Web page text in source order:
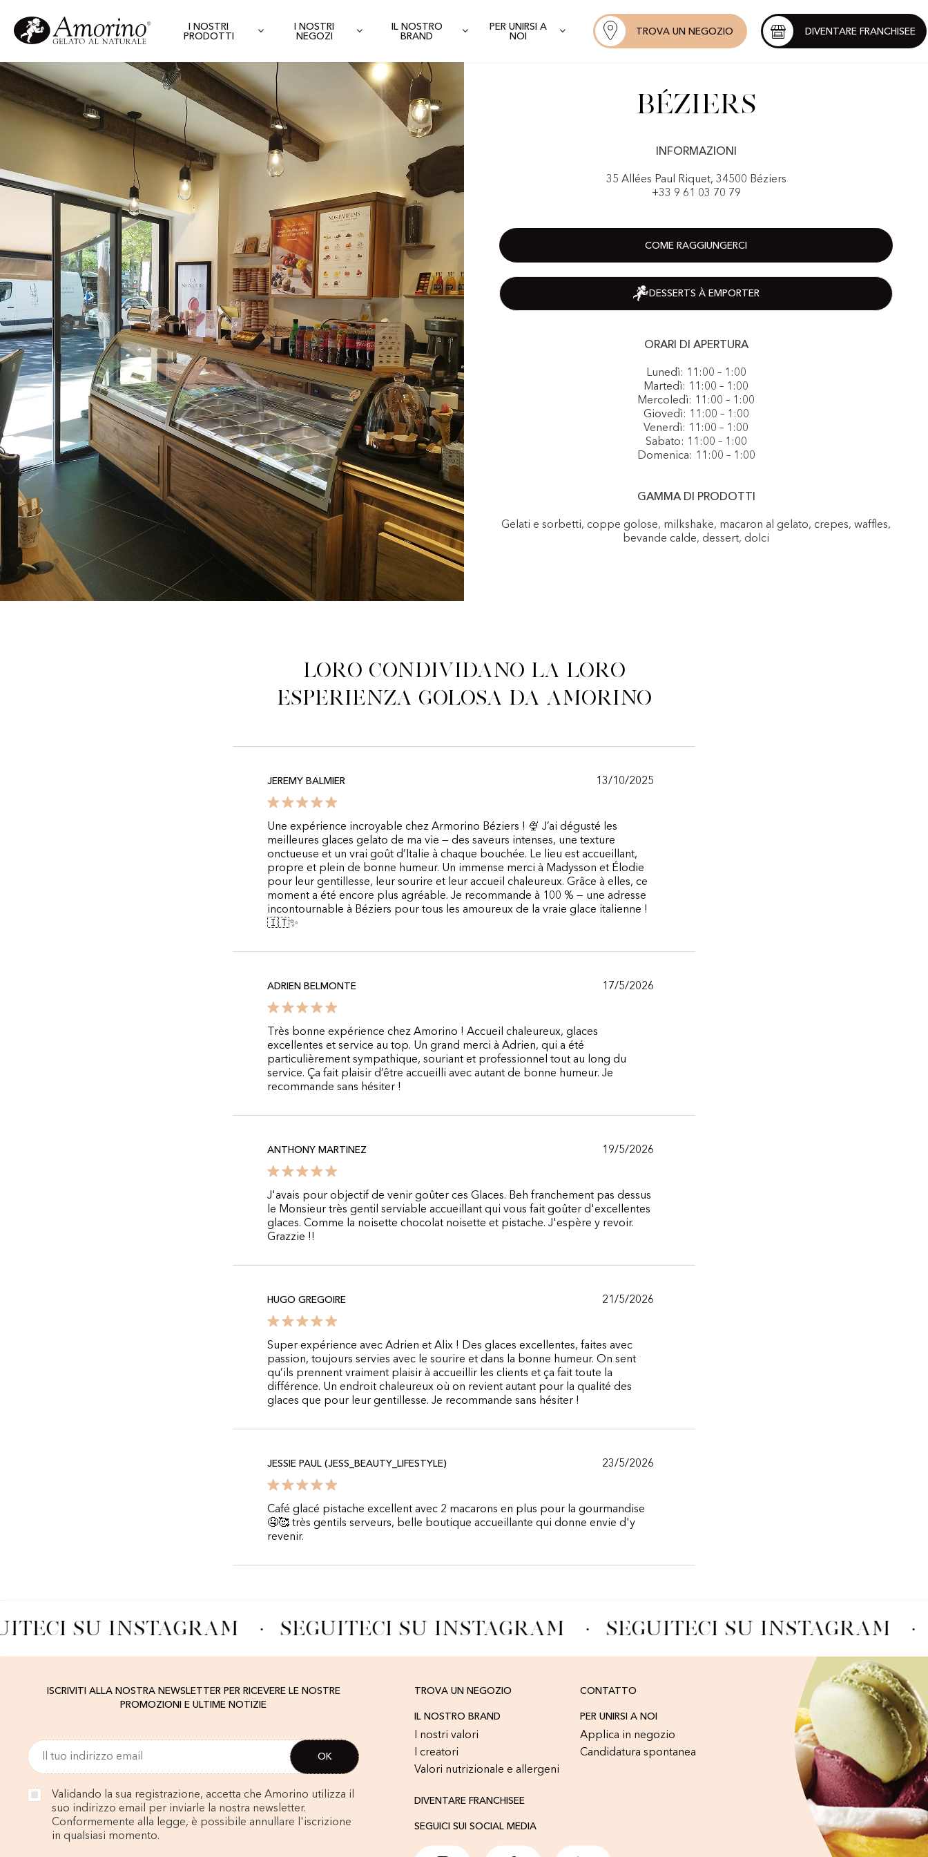
I NOSTRI
PRODOTTI
I NOSTRI
NEGOZI
IL NOSTRO
BRAND
PER UNIRSI A
NOI
TROVA UN NEGOZIO DIVENTARE FRANCHISEE
Béziers
INFORMAZIONI
35 Allées Paul Riquet, 34500 Béziers
+33 9 61 03 70 79
COME RAGGIUNGERCI
DESSERTS À EMPORTER
ORARI DI APERTURA
Lunedì: 11:00 – 1:00
Martedì: 11:00 – 1:00
Mercoledì: 11:00 – 1:00
Giovedì: 11:00 – 1:00
Venerdì: 11:00 – 1:00
Sabato: 11:00 – 1:00
Domenica: 11:00 – 1:00
GAMMA DI PRODOTTI
Gelati e sorbetti, coppe golose, milkshake, macaron al gelato, crepes, waffles,
bevande calde, dessert, dolci
Loro condividano la loro
esperienza golosa da Amorino
JEREMY BALMIER 13/10/2025
Une expérience incroyable chez Armorino Béziers ! 🍨 J’ai dégusté les
meilleures glaces gelato de ma vie — des saveurs intenses, une texture
onctueuse et un vrai goût d’Italie à chaque bouchée. Le lieu est accueillant,
propre et plein de bonne humeur. Un immense merci à Madysson et Élodie
pour leur gentillesse, leur sourire et leur accueil chaleureux. Grâce à elles, ce
moment a été encore plus agréable. Je recommande à 100 % — une adresse
incontournable à Béziers pour tous les amoureux de la vraie glace italienne !
🇮🇹✨
ADRIEN BELMONTE 17/5/2026
Très bonne expérience chez Amorino ! Accueil chaleureux, glaces
excellentes et service au top. Un grand merci à Adrien, qui a été
particulièrement sympathique, souriant et professionnel tout au long du
service. Ça fait plaisir d’être accueilli avec autant de bonne humeur. Je
recommande sans hésiter !
ANTHONY MARTINEZ 19/5/2026
J'avais pour objectif de venir goûter ces Glaces. Beh franchement pas dessus
le Monsieur très gentil serviable accueillant qui vous fait goûter d'excellentes
glaces. Comme la noisette chocolat noisette et pistache. J'espère y revoir.
Grazzie !!
HUGO GREGOIRE 21/5/2026
Super expérience avec Adrien et Alix ! Des glaces excellentes, faites avec
passion, toujours servies avec le sourire et dans la bonne humeur. On sent
qu’ils prennent vraiment plaisir à accueillir les clients et ça fait toute la
différence. Un endroit chaleureux où on revient autant pour la qualité des
glaces que pour leur gentillesse. Je recommande sans hésiter !
JESSIE PAUL (JESS_BEAUTY_LIFESTYLE) 23/5/2026
Café glacé pistache excellent avec 2 macarons en plus pour la gourmandise
🤤🥰 très gentils serveurs, belle boutique accueillante qui donne envie d'y
revenir.
SU INSTAGRAM SEGUITECI SU INSTAGRAM SEGUITECI SU INSTAGRAM
ISCRIVITI ALLA NOSTRA NEWSLETTER PER RICEVERE LE NOSTRE
PROMOZIONI E ULTIME NOTIZIE
Validando la sua registrazione, accetta che Amorino utilizza il
suo indirizzo email per inviarle la nostra newsletter.
Conformemente alla legge, è possibile annullare l'iscrizione
in qualsiasi momento.
TROVA UN NEGOZIO CONTATTO
IL NOSTRO BRAND
I nostri valori
I creatori
Valori nutrizionale e allergeni
PER UNIRSI A NOI
Applica in negozio
Candidatura spontanea
DIVENTARE FRANCHISEE
SEGUICI SUI SOCIAL MEDIA